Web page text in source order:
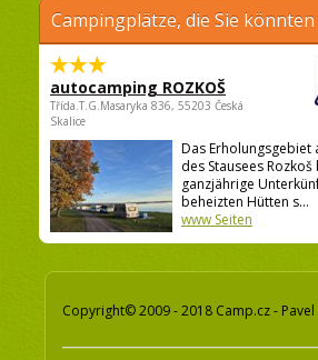
Campingplätze, die Sie
autocamping ROZKOŠ
Třída.T.G.Masaryka 836, 55203 Česká
Skalice
Das Erholungsgebiet
des Stausees
ganzjährige
beheizten Hütten s...
www Seiten
Copyright© 2009 - 2018 Camp.cz -